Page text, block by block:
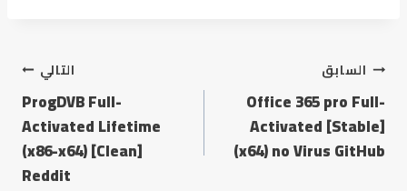
السابق
Office 365 pro Full-
Activated [Stable]
(x64) no Virus GitHub
التالي
ProgDVB Full-
Activated Lifetime
(x86-x64) [Clean]
Reddit